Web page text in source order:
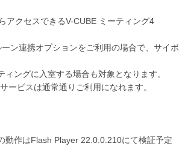
アクセスできるV-CUBE ミーティング4
ン連携オプションをご利用の場合で、サイボ
ングに入室する場合も対象となります。
ービスは通常通りご利用になれます。
動作はFlash Player 22.0.0.210にて検証予定